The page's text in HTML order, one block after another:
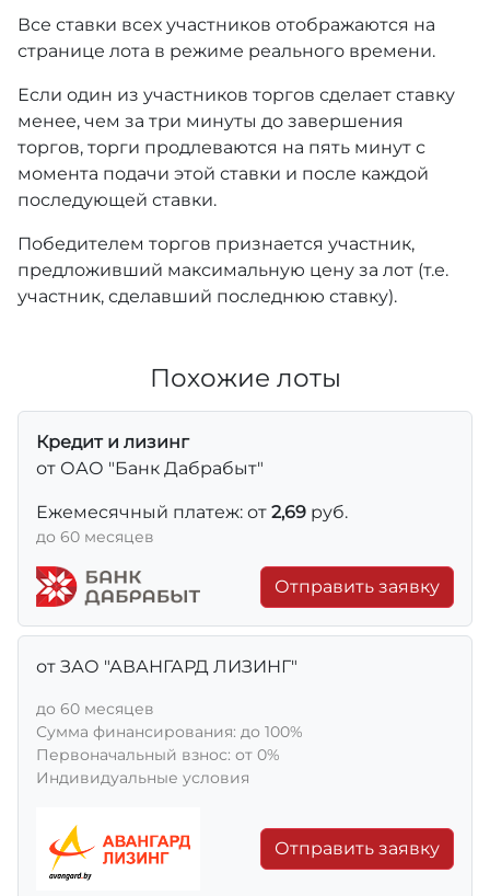
Все ставки всех участников отображаются на
странице лота в режиме реального времени.
Если один из участников торгов сделает ставку
менее, чем за три минуты до завершения
торгов, торги продлеваются на пять минут с
момента подачи этой ставки и после каждой
последующей ставки.
Победителем торгов признается участник,
предложивший максимальную цену за лот (т.е.
участник, сделавший последнюю ставку).
Похожие лоты
Кредит и лизинг
от ОАО "Банк Дабрабыт"
Ежемесячный платеж: от 2,69 руб.
до 60 месяцев
Отправить заявку
от ЗАО "АВАНГАРД ЛИЗИНГ"
до 60 месяцев
Сумма финансирования: до 100%
Первоначальный взнос: от 0%
Индивидуальные условия
Отправить заявку